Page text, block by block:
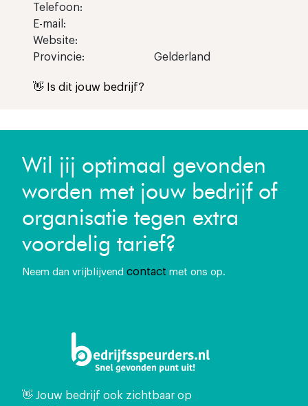
Telefoon:
E-mail:
Website:
Provincie:
Gelderland
👋 Is dit jouw bedrijf?
Wil jij optimaal gevonden
worden met jouw bedrijf of
organisatie tegen extra
voordelig tarief?
Neem dan vrijblijvend contact met ons op.
👋 Jouw bedrijf ook zichtbaar op